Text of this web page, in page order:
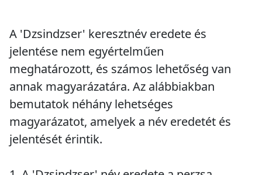
A 'Dzsindzser' keresztnév eredete és
jelentése nem egyértelműen
meghatározott, és számos lehetőség van
annak magyarázatára. Az alábbiakban
bemutatok néhány lehetséges
magyarázatot, amelyek a név eredetét és
jelentését érintik.